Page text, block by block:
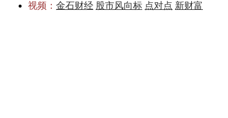
视频： 金石财经 股市风向标 点对点 新财富